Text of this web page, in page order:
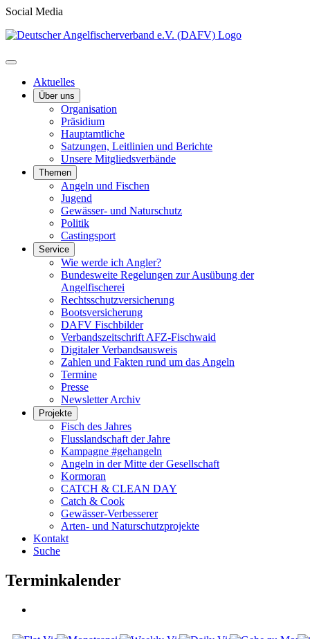
Social Media
Aktuelles
Über uns
Organisation
Präsidium
Hauptamtliche
Satzungen, Leitlinien und Berichte
Unsere Mitgliedsverbände
Themen
Angeln und Fischen
Jugend
Gewässer- und Naturschutz
Politik
Castingsport
Service
Wie werde ich Angler?
Bundesweite Regelungen zur Ausübung der
Angelfischerei
Rechtsschutzversicherung
Bootsversicherung
DAFV Fischbilder
Verbandszeitschrift AFZ-Fischwaid
Digitaler Verbandsausweis
Zahlen und Fakten rund um das Angeln
Termine
Presse
Newsletter Archiv
Projekte
Fisch des Jahres
Flusslandschaft der Jahre
Kampagne #gehangeln
Angeln in der Mitte der Gesellschaft
Kormoran
CATCH & CLEAN DAY
Catch & Cook
Gewässer-Verbesserer
Arten- und Naturschutzprojekte
Kontakt
Suche
Terminkalender